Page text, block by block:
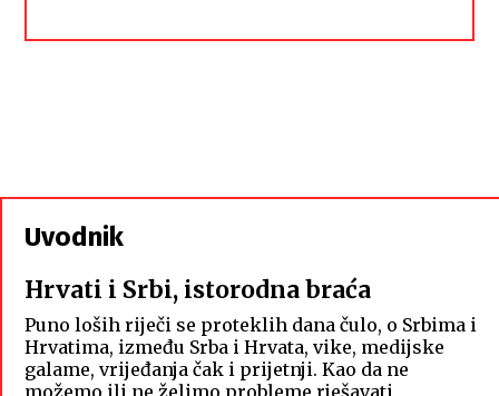
Uvodnik
Hrvati i Srbi, istorodna braća
Puno loših riječi se proteklih dana čulo, o Srbima i
Hrvatima, između Srba i Hrvata, vike, medijske
galame, vrijeđanja čak i prijetnji. Kao da ne
možemo ili ne želimo probleme rješavati